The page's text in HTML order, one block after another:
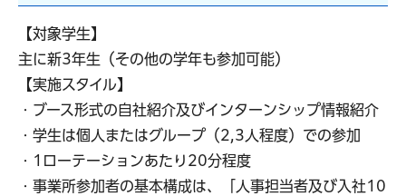
【対象学生】
主に新3年生（その他の学年も参加可能）
【実施スタイル】
・ブース形式の自社紹介及びインターンシップ情報紹介
・学生は個人またはグループ（2,3人程度）での参加
・1ローテーションあたり20分程度
・事業所参加者の基本構成は、「人事担当者及び入社10